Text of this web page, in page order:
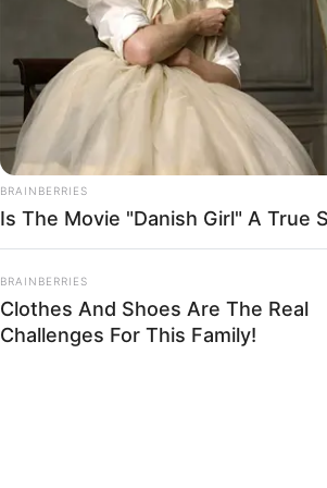
SHARE TWEET
Hidup NBA YoungBoy saat muda tak
tahun dan ia akhirnya putus sekolah
namun disinilah hidupnya berubah.
Setelah ia mendapatkan ganjaran dari
keluar dari penjara, nenek yang
sesama rapper Baton.
Ia kemudian mulai membuat musik
Wallmart. Saat itu ia berusia 14 tahun
BRAINBERRIES
Is The Movie "Danish Girl" A True
BRAINBERRIES
Clothes And Shoes Are The Real
Challenges For This Family!